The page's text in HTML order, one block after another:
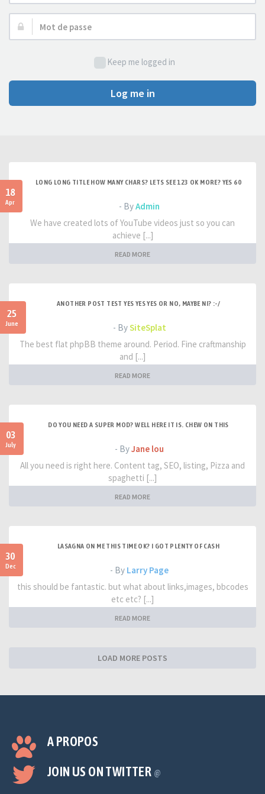
Mot
de
Keep me logged in
Log me in
18
Apr
LONG LONG TITLE HOW MANY CHARS? LETS SEE 123 OK MORE? YES 60
- ByAdmin
We have created lots of YouTube videos just so you can
achieve [...]
READ MORE
25
June
ANOTHER POST TEST YES YES YES OR NO, MAYBE NI? :-/
- BySiteSplat
The best flat phpBB theme around. Period. Fine craftmanship
and [...]
READ MORE
03
July
DO YOU NEED A SUPER MOD? WELL HERE IT IS. CHEW ON THIS
- ByJane lou
All you need is right here. Content tag, SEO, listing, Pizza and
spaghetti [...]
READ MORE
30
Dec
LASAGNA ON ME THIS TIME OK? I GOT PLENTY OF CASH
- By Larry Page
this should be fantastic. but what about links,images, bbcodes
etc etc? [...]
READ MORE
LOAD MORE POSTS
A PROPOS
JOIN US ON TWITTER @